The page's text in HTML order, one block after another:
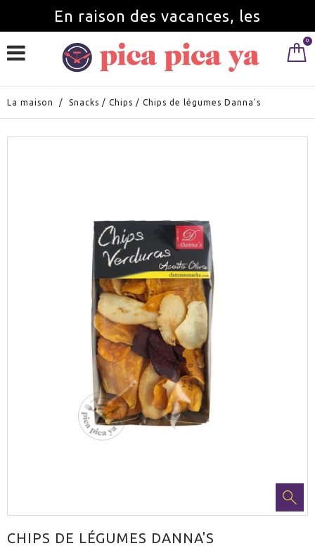
En raison des vacances, les
commandes seront servies à partir du 0
La maison / Snacks / Chips / Chips de légumes Danna's
CHIPS DE LÉGUMES DANNA'S